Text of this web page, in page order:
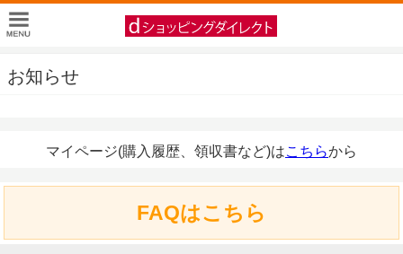
お知らせ
マイページ(購入履歴、領収書など)はこちらから
FAQはこちら